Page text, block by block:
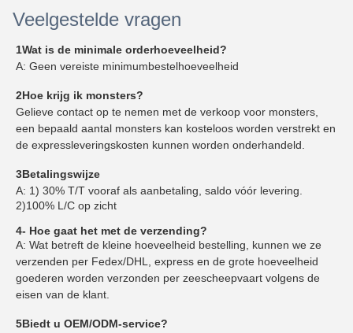
Veelgestelde vragen
1Wat is de minimale orderhoeveelheid?
A: Geen vereiste minimumbestelhoeveelheid
2Hoe krijg ik monsters?
Gelieve contact op te nemen met de verkoop voor monsters,
een bepaald aantal monsters kan kosteloos worden verstrekt en
de expressleveringskosten kunnen worden onderhandeld.
3Betalingswijze
A: 1) 30% T/T vooraf als aanbetaling, saldo vóór levering.
2)100% L/C op zicht
4- Hoe gaat het met de verzending?
A: Wat betreft de kleine hoeveelheid bestelling, kunnen we ze
verzenden per Fedex/DHL, express en de grote hoeveelheid
goederen worden verzonden per zeescheepvaart volgens de
eisen van de klant.
5Biedt u OEM/ODM-service?